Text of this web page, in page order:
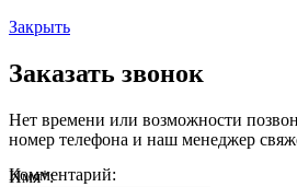
Закрыть
Заказать звонок
Нет времени или возможности
номер телефона и наш менеджер
Имя*:
Комментарий: